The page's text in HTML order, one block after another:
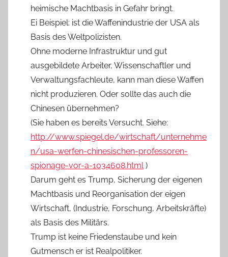
heimische Machtbasis in Gefahr bringt.
Ei Beispiel: ist die Waffenindustrie der USA als
Basis des Weltpolizisten.
Ohne moderne Infrastruktur und gut
ausgebildete Arbeiter, Wissenschaftler und
Verwaltungsfachleute, kann man diese Waffen
nicht produzieren. Oder sollte das auch die
Chinesen übernehmen?
(Sie haben es bereits Versucht. Siehe:
http://www.spiegel.de/wirtschaft/unternehme
n/usa-werfen-chinesischen-professoren-
spionage-vor-a-1034608.html)
Darum geht es Trump, Sicherung der eigenen
Machtbasis und Reorganisation der eigen
Wirtschaft, (Industrie, Forschung, Arbeitskräfte)
als Basis des Militärs.
Trump ist keine Friedenstaube und kein
Gutmensch er ist Realpolitiker.